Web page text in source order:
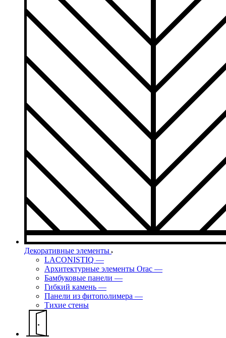
Декоративные элементы
LACONISTIQ —
Архитектурные элементы Orac —
Бамбуковые панели —
Гибкий камень —
Панели из фитополимера —
Тихие стены